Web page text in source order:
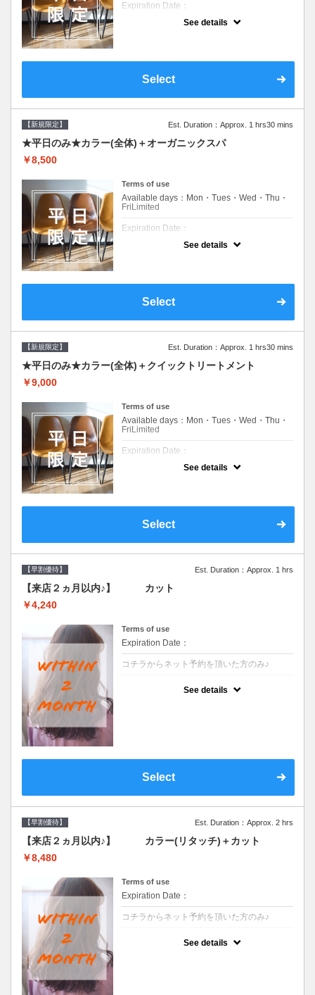
Expiration Date：
新規限定の平日のみのクーポンです★
平日クーポン●シャンプーブロー込●ロング料
提案させて頂きます●選べるシャンプー付き●
See details
Select
【新規限定】 Est. Duration：Approx. 1 hrs30 mins
★平日のみ★カラー(全体)＋オーガニックスパ
￥8,500
Terms of use
Available days：Mon・Tues・Wed・Thu・
FriLimited
Expiration Date：
新規限定の平日のみのクーポンです★
平日クーポン●シャンプーブロー込●ロング料
提案させて頂きます●選べるシャンプー付き●
See details
Select
【新規限定】 Est. Duration：Approx. 1 hrs30 mins
★平日のみ★カラー(全体)＋クイックトリートメント
￥9,000
Terms of use
Available days：Mon・Tues・Wed・Thu・
FriLimited
Expiration Date：
新規限定の平日のみのクーポンです★
平日クーポン●シャンプーブロー込●ロング料
提案させて頂きます●選べるシャンプー付き●
See details
Select
【早割優待】 Est. Duration：Approx. 1 hrs
【来店２ヵ月以内♪】 カット
￥4,240
Terms of use
Expiration Date：
コチラからネット予約を頂いた方のみ♪
See details
Select
【早割優待】 Est. Duration：Approx. 2 hrs
【来店２ヵ月以内♪】 カラー(リタッチ)＋カット
￥8,480
Terms of use
Expiration Date：
コチラからネット予約を頂いた方のみ♪
See details